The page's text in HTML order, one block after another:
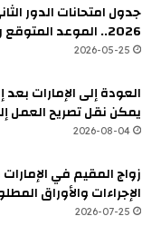
جدول امتحانات الدور
2026.. الموعد المتوقع رسميًا
2026-05-25
العودة إلى الإمارات بعد
يمكن نقل تصريح العمل
2026-08-04
زواج المقيم في
الإجراءات والأوراق
2026-07-25